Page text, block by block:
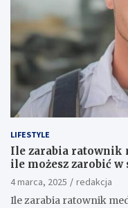
LIFESTYLE
Ile zarabia ratownik
ile możesz zarobić w
4 marca, 2025
redakcja
Ile zarabia ratownik